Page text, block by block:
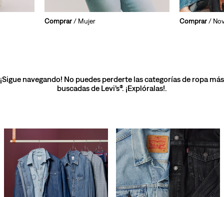
Comprar/ Mujer Comprar/
¡Sigue navegando! No puedes perderte las categorías de ropa más
buscadas de Levi’s®. ¡Explóralas!.